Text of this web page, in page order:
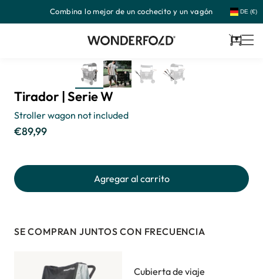
directamente
Combina lo mejor de un cochecito y un vagón DE (€)
Tirador | Serie W
Stroller wagon not included
Precio
€89,99
Agregar al carrito
SE COMPRAN JUNTOS CON FRECUENCIA
Cubierta de viaje